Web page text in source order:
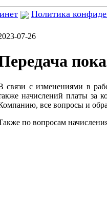
Политика
07-26
связи с изменениями в
начислений платы за
все вопросы и
по вопросам